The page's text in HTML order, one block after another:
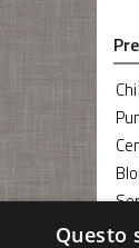
Questo